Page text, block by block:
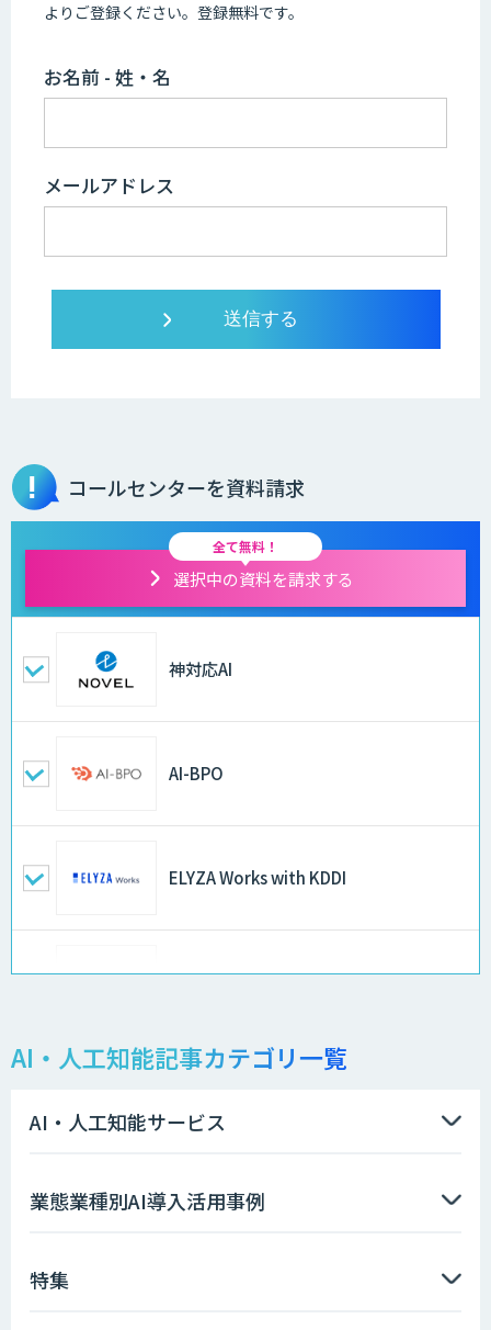
よりご登録ください。登録無料です。
お名前 - 姓・名
メールアドレス
コールセンターを資料請求
全て無料！
選択中の資料を請求する
神対応AI
AI-BPO
ELYZA Works with KDDI
JAPAN AI KNOWLEDGE
Smart Search
AI・人工知能記事カテゴリ一覧
AI・人工知能サービス
業態業種別AI導入活用事例
特集